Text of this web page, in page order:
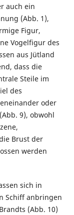
auch ein
(Abb. 1),
Figur,
Vogelfigur des
aus Jütland
dass die
Steile im
des
oder
9), obwohl
Brust der
werden
sich in
Schiff anbringen
(Abb. 10)